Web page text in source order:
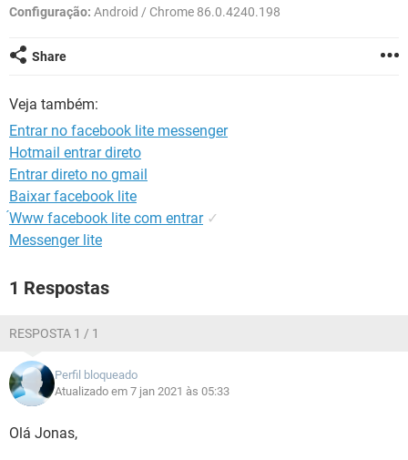
Configuração: Android / Chrome 86.0.4240.198
Share
Veja também:
Entrar no facebook lite messenger
Hotmail entrar direto
Entrar direto no gmail
Baixar facebook lite
́Www facebook lite com entrar ✓
Messenger lite
1 Respostas
RESPOSTA 1 / 1
Perfil bloqueado
Atualizado em 7 jan 2021 às 05:33
Olá Jonas,